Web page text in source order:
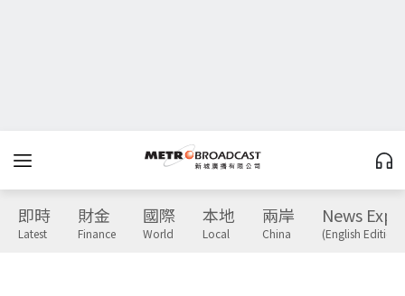
即時
Latest
財金
Finance
國際
World
本地
Local
兩岸
China
News
(English Edition)